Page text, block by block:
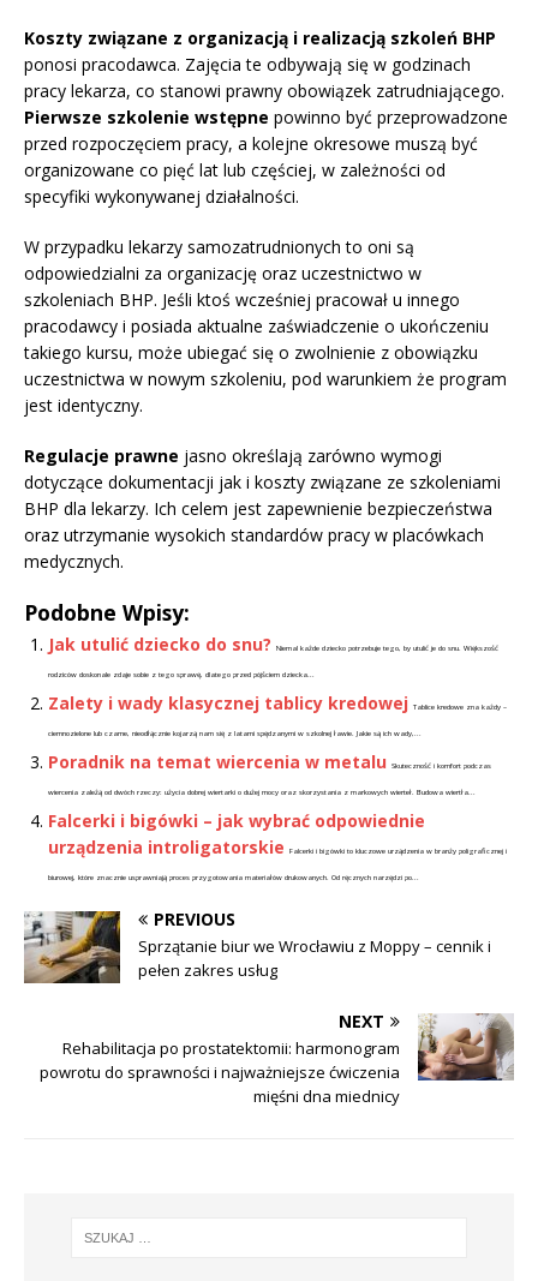
Koszty związane z organizacją i realizacją szkoleń BHP
ponosi pracodawca. Zajęcia te odbywają się w godzinach
pracy lekarza, co stanowi prawny obowiązek zatrudniającego.
Pierwsze szkolenie wstępne powinno być przeprowadzone
przed rozpoczęciem pracy, a kolejne okresowe muszą być
organizowane co pięć lat lub częściej, w zależności od
specyfiki wykonywanej działalności.
W przypadku lekarzy samozatrudnionych to oni są
odpowiedzialni za organizację oraz uczestnictwo w
szkoleniach BHP. Jeśli ktoś wcześniej pracował u innego
pracodawcy i posiada aktualne zaświadczenie o ukończeniu
takiego kursu, może ubiegać się o zwolnienie z obowiązku
uczestnictwa w nowym szkoleniu, pod warunkiem że program
jest identyczny.
Regulacje prawne jasno określają zarówno wymogi
dotyczące dokumentacji jak i koszty związane ze szkoleniami
BHP dla lekarzy. Ich celem jest zapewnienie bezpieczeństwa
oraz utrzymanie wysokich standardów pracy w placówkach
medycznych.
Podobne Wpisy:
Jak utulić dziecko do snu? Niemal każde dziecko potrzebuje tego, by utulić je do snu. Większość
rodziców doskonale zdaje sobie z tego sprawę, dlatego przed pójściem dziecka...
Zalety i wady klasycznej tablicy kredowej Tablice kredowe zna każdy –
ciemnozielone lub czarne, nieodłącznie kojarzą nam się z latami spędzanymi w szkolnej ławie. Jakie są ich wady,...
Poradnik na temat wiercenia w metalu Skuteczność i komfort podczas
wiercenia zależą od dwóch rzeczy: użycia dobrej wiertarki o dużej mocy oraz skorzystania z markowych wierteł. Budowa wiertła...
Falcerki i bigówki – jak wybrać odpowiednie
urządzenia introligatorskie
Falcerki i bigówki to kluczowe urządzenia w branży poligraficznej i
biurowej, które znacznie usprawniają proces przygotowania materiałów drukowanych. Od ręcznych narzędzi po...
PREVIOUS
Sprzątanie biur we Wrocławiu z Moppy – cennik i
pełen zakres usług
NEXT
Rehabilitacja po prostatektomii: harmonogram
powrotu do sprawności i najważniejsze ćwiczenia
mięśni dna miednicy